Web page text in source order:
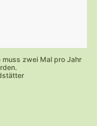
muss zwei Mal pro Jahr